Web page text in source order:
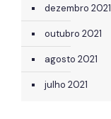
dezembro 2021
outubro 2021
agosto 2021
julho 2021